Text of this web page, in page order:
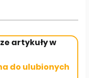
artykuły w
do ulubionych